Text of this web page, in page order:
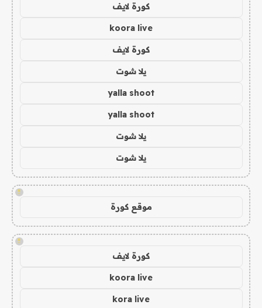
كورة لايف
koora live
كورة لايف
يلا شوت
yalla shoot
yalla shoot
يلا شوت
يلا شوت
!
موقع كورة
!
كورة لايف
koora live
kora live